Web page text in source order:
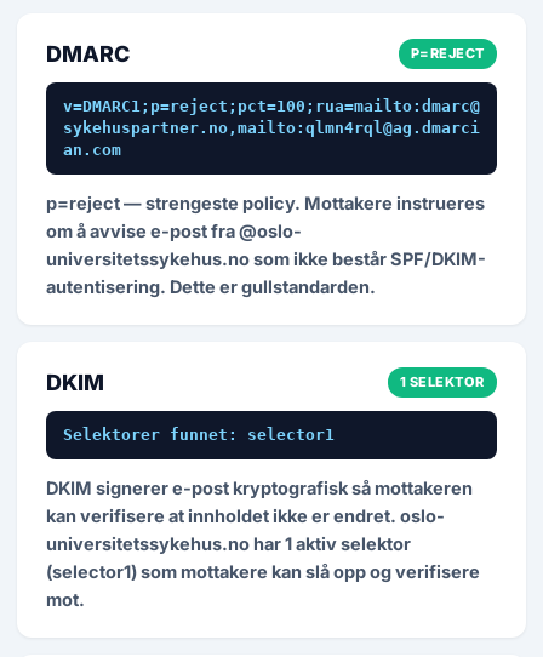
DMARC P=REJECT
v=DMARC1;p=reject;pct=100;rua=mailto:dmarc@
sykehuspartner.no,mailto:qlmn4rql@ag.dmarci
an.com
p=reject — strengeste policy. Mottakere instrueres
om å avvise e-post fra @oslo-
universitetssykehus.no som ikke består SPF/DKIM-
autentisering. Dette er gullstandarden.
DKIM 1 SELEKTOR
Selektorer funnet: selector1
DKIM signerer e-post kryptografisk så mottakeren
kan verifisere at innholdet ikke er endret. oslo-
universitetssykehus.no har 1 aktiv selektor
(selector1) som mottakere kan slå opp og verifisere
mot.